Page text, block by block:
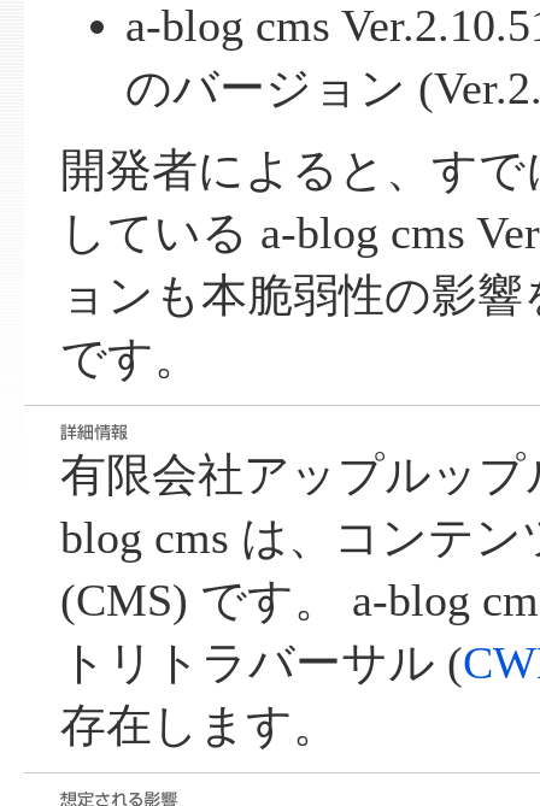
a-blog cms
のバージョン
開発者によると、す
している a-blog cms
ョンも本脆弱性の影
です。
有限会社アップルップ
blog cms は、コンテ
(CMS) です。 a-blog
トリトラバーサル (
存在します。